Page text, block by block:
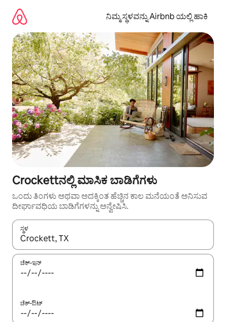
ಹೋಗಿ
ನಿಮ್ಮ ಸ್ಥಳವನ್ನು Airbnb ಯಲ್ಲಿ ಹಾಕಿ
Crockettನಲ್ಲಿ ಮಾಸಿಕ ಬಾಡಿಗೆಗಳು
ಒಂದು ತಿಂಗಳು ಅಥವಾ ಅದಕ್ಕಿಂತ ಹೆಚ್ಚಿನ ಕಾಲ ಮನೆಯಂತೆ ಅನಿಸುವ
ದೀರ್ಘಾವಧಿಯ ಬಾಡಿಗೆಗಳನ್ನು ಅನ್ವೇಷಿಸಿ.
ಸ್ಥಳ
ಫಲಿತಾಂಶಗಳು ಲಭ್ಯವಿರುವಾಗ, ಅಪ್ ಮತ್ತು ಡೌನ್ ಬಾಣದ ಕೀಲಿಗಳೊಂದಿಗೆ
ಚೆಕ್-ಇನ್
ಚೆಕ್-ಔಟ್